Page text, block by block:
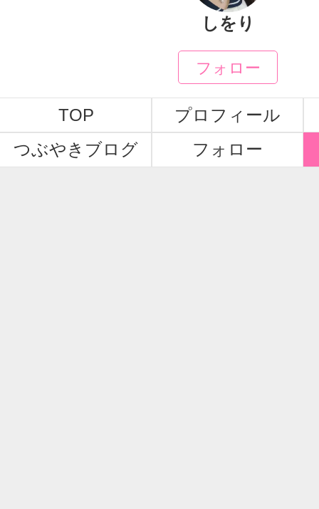
しをり
フォロー
TOP
プロフィール
つぶやきブログ
フォロー